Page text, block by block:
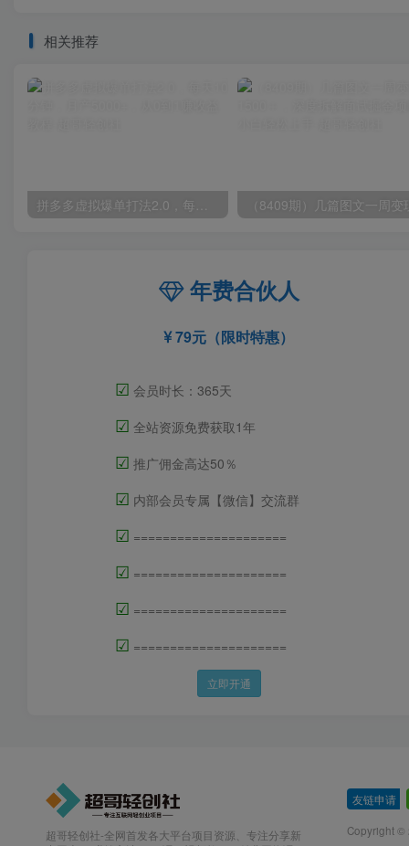
相关推荐
拼多多虚拟爆单打法2.0，每天10分钟，月产5000+，从0到1赚收益教程
年费合伙人
79元（限时特惠）
☑ 会员时长：365天
☑ 全站资源免费获取1年
☑ 推广佣金高达50％
☑ 内部会员专属【微信】交流群
☑ =====================
☑ =====================
☑ =====================
☑ =====================
立即开通
超哥轻创社-全网首发各大平台项目资源、专注分享新
友链申请
Copyright ©